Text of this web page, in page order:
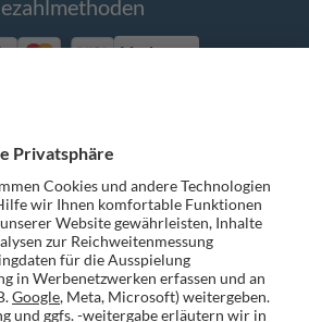
Vorkasse
uns auf Social Media